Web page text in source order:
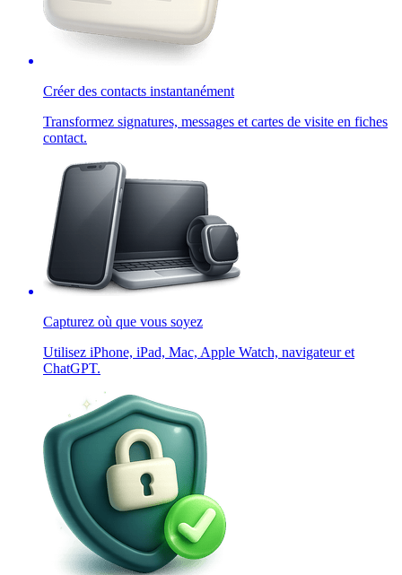
Créer des contacts instantanément
Transformez signatures, messages et cartes de visite en fiches
contact.
Capturez où que vous soyez
Utilisez iPhone, iPad, Mac, Apple Watch, navigateur et
ChatGPT.